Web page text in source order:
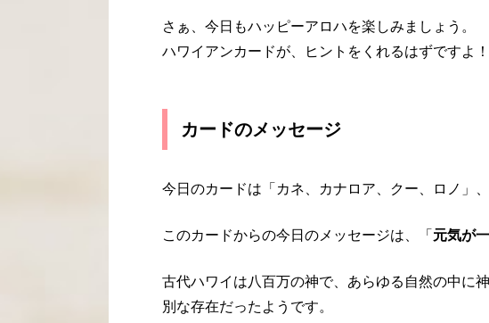
さぁ、今日もハッピーアロハを楽しみましょう。
ハワイアンカードが、ヒントをくれるはずですよ！
カードのメッセージ
今日のカードは「カネ、カナロア、クー、ロノ」
このカードからの今日のメッセージは、「 元気が
古代ハワイは八百万の神で、あらゆる自然の中に
別な存在だったようです。